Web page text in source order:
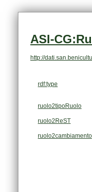
ASI-
http://
rdf:type
ruolo2tipoRuolo
ruolo2ReST
ruolo2cambiamento